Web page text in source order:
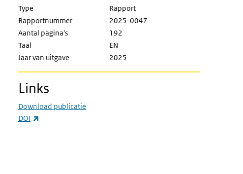
Type
Rapport
Rapportnummer
2025-0047
Aantal pagina's
192
Taal
EN
Jaar van uitgave
2025
Links
Download publicatie
DOI